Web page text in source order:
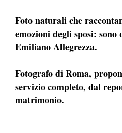
Foto naturali che
emozioni degli sposi:
Emiliano Allegrezza.
Fotografo di Roma,
servizio completo, dal
matrimonio.